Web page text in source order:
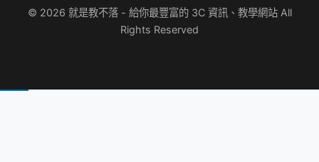
© 2026 就是教不落 - 給你最豐富的 3C 資訊、教學網站 All
Rights Reserved